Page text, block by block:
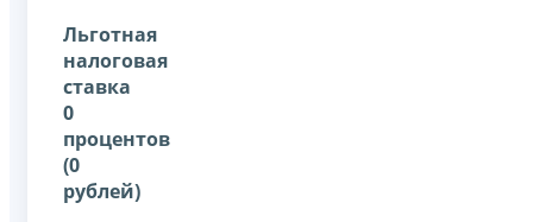
Льготная
налоговая
ставка
0
процентов
(0
рублей)